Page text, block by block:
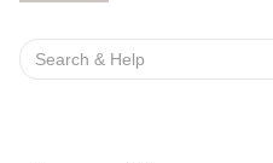
Search
for: